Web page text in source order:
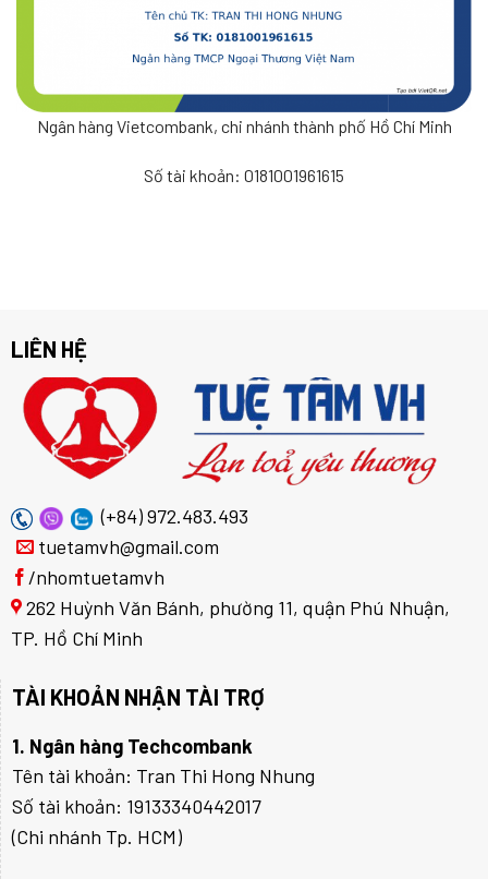
Ngân hàng Vietcombank, chi nhánh thành phố Hồ Chí Minh
Số tài khoản: 0181001961615
LIÊN HỆ
(+84) 972.483.493
tuetamvh@gmail.com
/nhomtuetamvh
262 Huỳnh Văn Bánh, phường 11, quận Phú Nhuận,
TP. Hồ Chí Minh
TÀI KHOẢN NHẬN TÀI TRỢ
1. Ngân hàng Techcombank
Tên tài khoản: Tran Thi Hong Nhung
Số tài khoản: 19133340442017
(Chi nhánh Tp. HCM)